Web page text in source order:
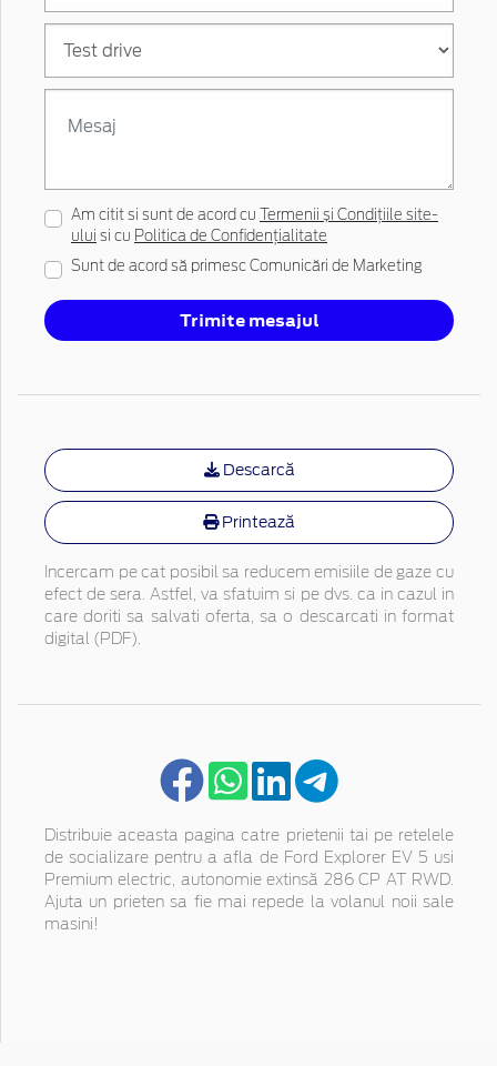
Am citit si sunt de acord cu
Termenii și Condițiile site-
ului si cu Politica de Confidențialitate
Sunt de acord să primesc Comunicări de Marketing
Trimite mesajul
Descarcă
Printează
Incercam pe cat posibil sa reducem emisiile de gaze cu
efect de sera. Astfel, va sfatuim si pe dvs. ca in cazul in
care doriti sa salvati oferta, sa o descarcati in format
digital (PDF).
Distribuie aceasta pagina catre prietenii tai pe retelele
de socializare pentru a afla de Ford Explorer EV 5 usi
Premium electric, autonomie extinsă 286 CP AT RWD.
Ajuta un prieten sa fie mai repede la volanul noii sale
masini!